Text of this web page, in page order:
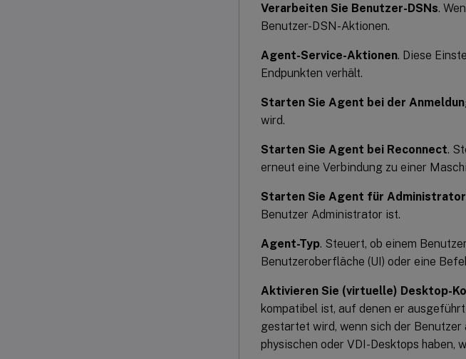
Verarbeiten Sie Benutzer-DSNs.
Benutzer-DSN-Aktionen.
Agent-Service-Aktionen. Diese
Endpunkten verhält.
Starten Sie Agent bei der
wird.
Starten Sie Agent bei Reconnect.
erneut eine Verbindung zu einer
Starten Sie Agent für
Benutzer Administrator ist.
Agent-Typ. Steuert, ob einem
Benutzeroberfläche (UI) oder eine
Aktivieren Sie (virtuelle) Desktop-
kompatibel ist, auf denen er
gestartet wird, wenn sich der
physischen oder VDI-Desktops haben,